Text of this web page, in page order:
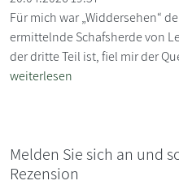
Für mich war „Widdersehen“
ermittelnde Schafsherde von
der dritte Teil ist, fiel mir der
weiterlesen
Melden Sie sich an und
Rezension